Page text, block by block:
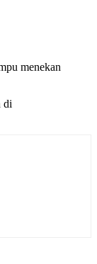
menekan
di